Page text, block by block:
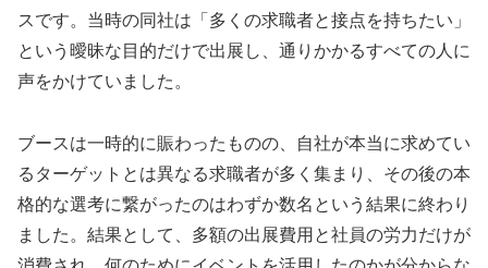
スです。当時の同社は「多くの求職者と接点を持ちたい」
という曖昧な目的だけで出展し、通りかかるすべての人に
声をかけていました。
ブースは一時的に賑わったものの、自社が本当に求めてい
るターゲットとは異なる求職者が多く集まり、その後の本
格的な選考に繋がったのはわずか数名という結果に終わり
ました。結果として、多額の出展費用と社員の労力だけが